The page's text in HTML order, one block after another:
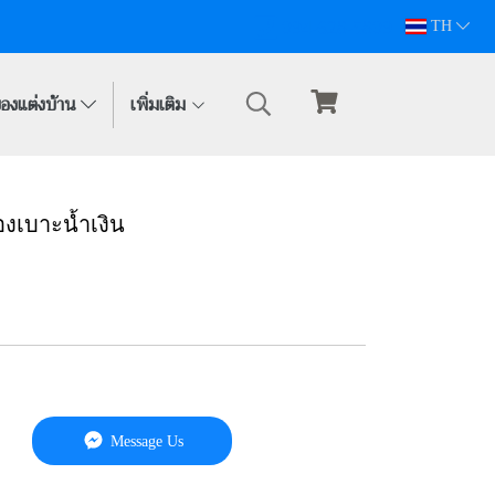
TH
งแต่งบ้าน เพิ่มเติม
เบาะน้ำเงิน
Message Us